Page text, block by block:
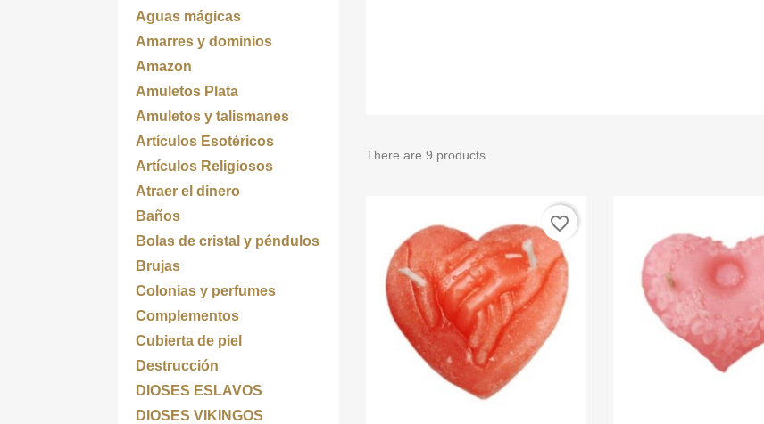
Aguas mágicas
Amarres y dominios
Amazon
Amuletos Plata
Amuletos y talismanes
Artículos Esotéricos
Artículos Religiosos
Atraer el dinero
Baños
Bolas de cristal y péndulos
Brujas
Colonias y perfumes
Complementos
Cubierta de piel
Destrucción
DIOSES ESLAVOS
DIOSES VIKINGOS
There are 9 products.
favorite_border